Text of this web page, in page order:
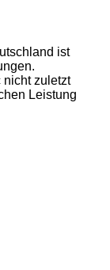
ist
nicht zuletzt
Leistung